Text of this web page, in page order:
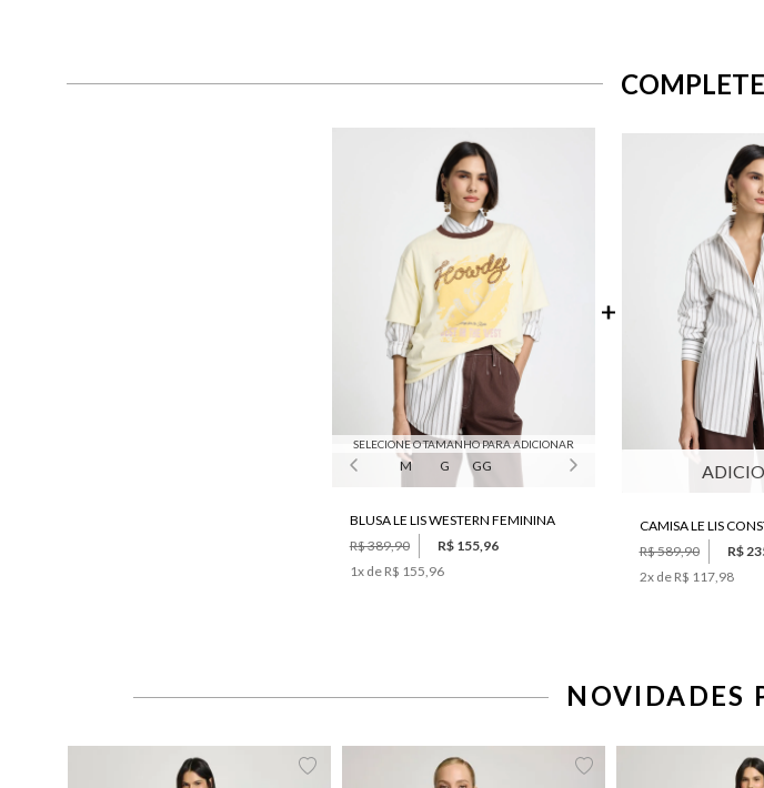
SELECIONE O TAMANHO PARA ADICIONAR
M G GG
BLUSA LE LIS WESTERN FEMININA
R$ 389,90
R$ 155,96
1x de R$ 155,96
R$ 589,90
R$
2x de R$ 117,98
NOVIDADES
34 36 38